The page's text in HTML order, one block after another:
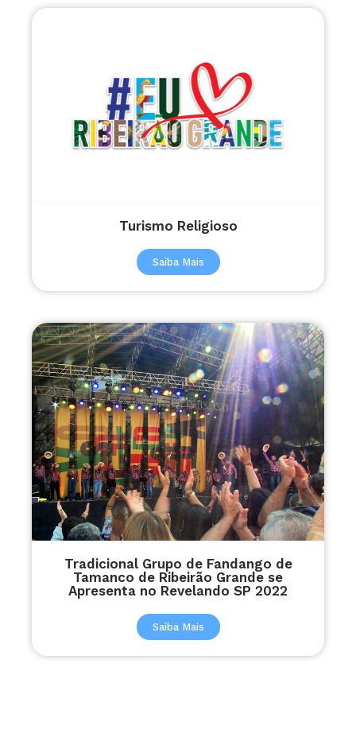
Turismo Religioso
Saiba Mais
Tradicional Grupo de Fandango de
Tamanco de Ribeirão Grande se
Apresenta no Revelando SP 2022
Saiba Mais